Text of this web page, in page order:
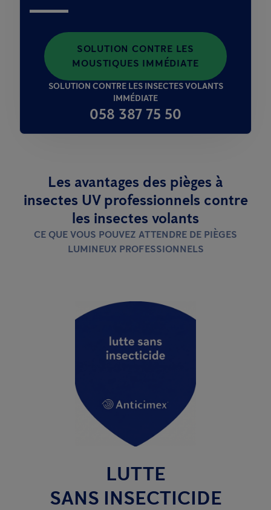
SOLUTION CONTRE LES
MOUSTIQUES IMMÉDIATE
SOLUTION CONTRE LES INSECTES VOLANTS
IMMÉDIATE
058 387 75 50
Les avantages des pièges à
insectes UV professionnels contre
les insectes volants
CE QUE VOUS POUVEZ ATTENDRE DE PIÈGES
LUMINEUX PROFESSIONNELS
LUTTE
SANS INSECTICIDE